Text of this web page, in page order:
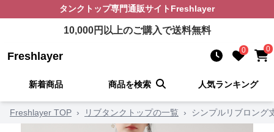
タンクトップ専門通販サイト Freshlayer
10,000円以上のご購入で送料無料
Freshlayer 0 0
新着商品 商品を検索 人気ランキング
Freshlayer TOP › リブタンクトップの一覧 › シンプルリブロング